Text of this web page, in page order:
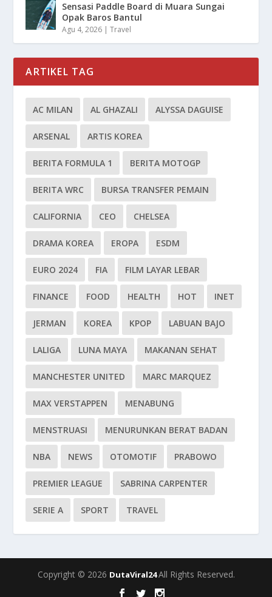
Sensasi Paddle Board di Muara Sungai
Opak Baros Bantul
Agu 4, 2026 |Travel
ARTIKEL TAG
AC MILAN AL GHAZALI ALYSSA DAGUISE
ARSENAL ARTIS KOREA
BERITA FORMULA 1 BERITA MOTOGP
BERITA WRC BURSA TRANSFER PEMAIN
CALIFORNIA CEO CHELSEA
DRAMA KOREA EROPA ESDM
EURO 2024 FIA FILM LAYAR LEBAR
FINANCE FOOD HEALTH HOT INET
JERMAN KOREA KPOP LABUAN BAJO
LALIGA LUNA MAYA MAKANAN SEHAT
MANCHESTER UNITED MARC MARQUEZ
MAX VERSTAPPEN MENABUNG
MENSTRUASI MENURUNKAN BERAT BADAN
NBA NEWS OTOMOTIF PRABOWO
PREMIER LEAGUE SABRINA CARPENTER
SERIE A SPORT TRAVEL
Copyright © 2026 DutaViral24All Rights Reserved.